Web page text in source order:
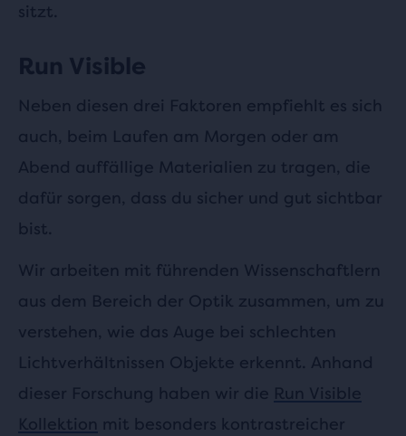
sitzt.
Run Visible
Neben diesen drei Faktoren empfiehlt es sich
auch, beim Laufen am Morgen oder am
Abend auffällige Materialien zu tragen, die
dafür sorgen, dass du sicher und gut sichtbar
bist.
Wir arbeiten mit führenden Wissenschaftlern
aus dem Bereich der Optik zusammen, um zu
verstehen, wie das Auge bei schlechten
Lichtverhältnissen Objekte erkennt. Anhand
dieser Forschung haben wir die Run Visible
Kollektion mit besonders kontrastreicher